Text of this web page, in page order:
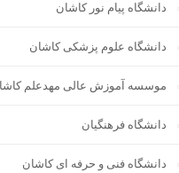
دانشگاه پیام نور کاشان
دانشگاه علوم پزشکی کاشان
موسسه آموزش عالی مهدعلم
دانشگاه فرهنگیان
دانشگاه فنی و حرفه ای کاشان